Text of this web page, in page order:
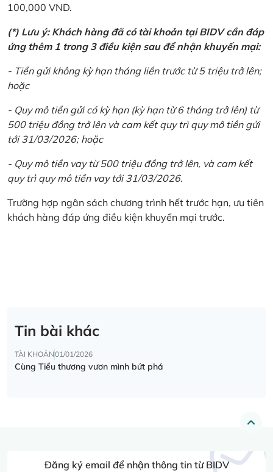
100,000 VND.
(*) Lưu ý: Khách hàng đã có tài khoản tại BIDV cần đáp
ứng thêm 1 trong 3 điều kiện sau để nhận khuyến mại:
- Tiền gửi không kỳ hạn tháng liền trước từ 5 triệu trở lên;
hoặc
- Quy mô tiền gửi có kỳ hạn (kỳ hạn từ 6 tháng trở lên) từ
500 triệu đồng trở lên và cam kết quy trì quy mô tiền gửi
tới 31/03/2026; hoặc
- Quy mô tiền vay từ 500 triệu đồng trở lên, và cam kết
quy trì quy mô tiền vay tới 31/03/2026.
Trường hợp ngân sách chương trình hết trước hạn, ưu tiên
khách hàng đáp ứng điều kiện khuyến mại trước.
Tin bài khác
TÀI KHOẢN01/01/2026
Cùng Tiểu thương vươn mình bứt phá
Đăng ký email để nhận thông tin từ BIDV